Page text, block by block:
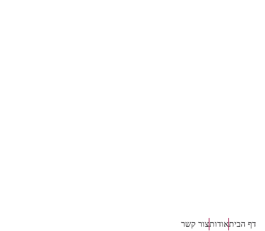
דף הביתאודותצור קשר